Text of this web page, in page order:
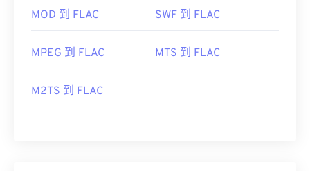
MOD 到 FLAC SWF 到 FLAC
MPEG 到 FLAC MTS 到 FLAC
M2TS 到 FLAC